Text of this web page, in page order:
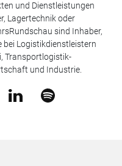
und Dienstleistungen
Lagertechnik oder
sind Inhaber,
bei Logistikdienstleistern
Transportlogistik-
und Industrie.